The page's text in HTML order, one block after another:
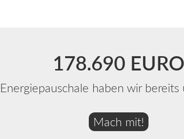
178.997 EURO
Energiepauschale haben wir bereits
Mach mit!